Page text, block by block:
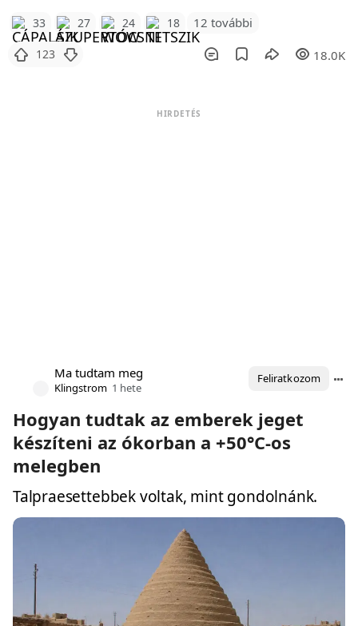
33 27 24 18 12 további
123 18.0K
HIRDETÉS
Ma tudtam meg
Klingstrom 1 hete
Feliratkozom
Hogyan tudtak az emberek jeget
készíteni az ókorban a +50°C-os
melegben
Talpraesettebbek voltak, mint gondolnánk.